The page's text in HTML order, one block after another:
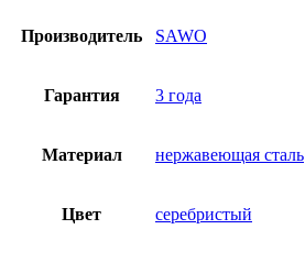
Производитель SAWO
Гарантия 3 года
Материал нержавеющая сталь
Цвет серебристый